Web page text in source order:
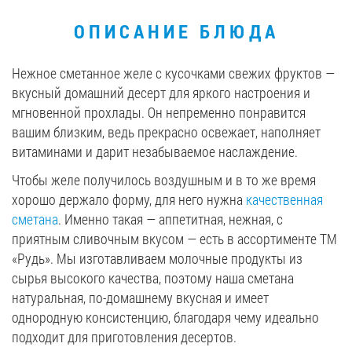
СТАТЬ ПАРТНЕРОМ
0412 42 29 23
ОПИСАНИЕ БЛЮДА
Нежное сметанное желе с кусочками свежих фруктов —
вкусный домашний десерт для яркого настроения и
мгновенной прохлады. Он непременно понравится
вашим близким, ведь прекрасно освежает, наполняет
витаминами и дарит незабываемое наслаждение.
Чтобы желе получилось воздушным и в то же время
хорошо держало форму, для него нужна качественная
сметана. Именно такая — аппетитная, нежная, с
приятным сливочным вкусом — есть в ассортименте ТМ
«Рудь». Мы изготавливаем молочные продукты из
сырья высокого качества, поэтому наша сметана
натуральная, по-домашнему вкусная и имеет
однородную консистенцию, благодаря чему идеально
подходит для приготовления десертов.